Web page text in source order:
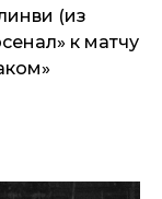
(из
к матчу